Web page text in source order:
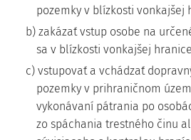
pozemky v blízkosti vonkajšej
b) zakázať vstup osobe na
sa v blízkosti vonkajšej
c) vstupovať a vchádzať
pozemky v prihraničnom
vykonávaní pátrania po
zo spáchania trestného činu